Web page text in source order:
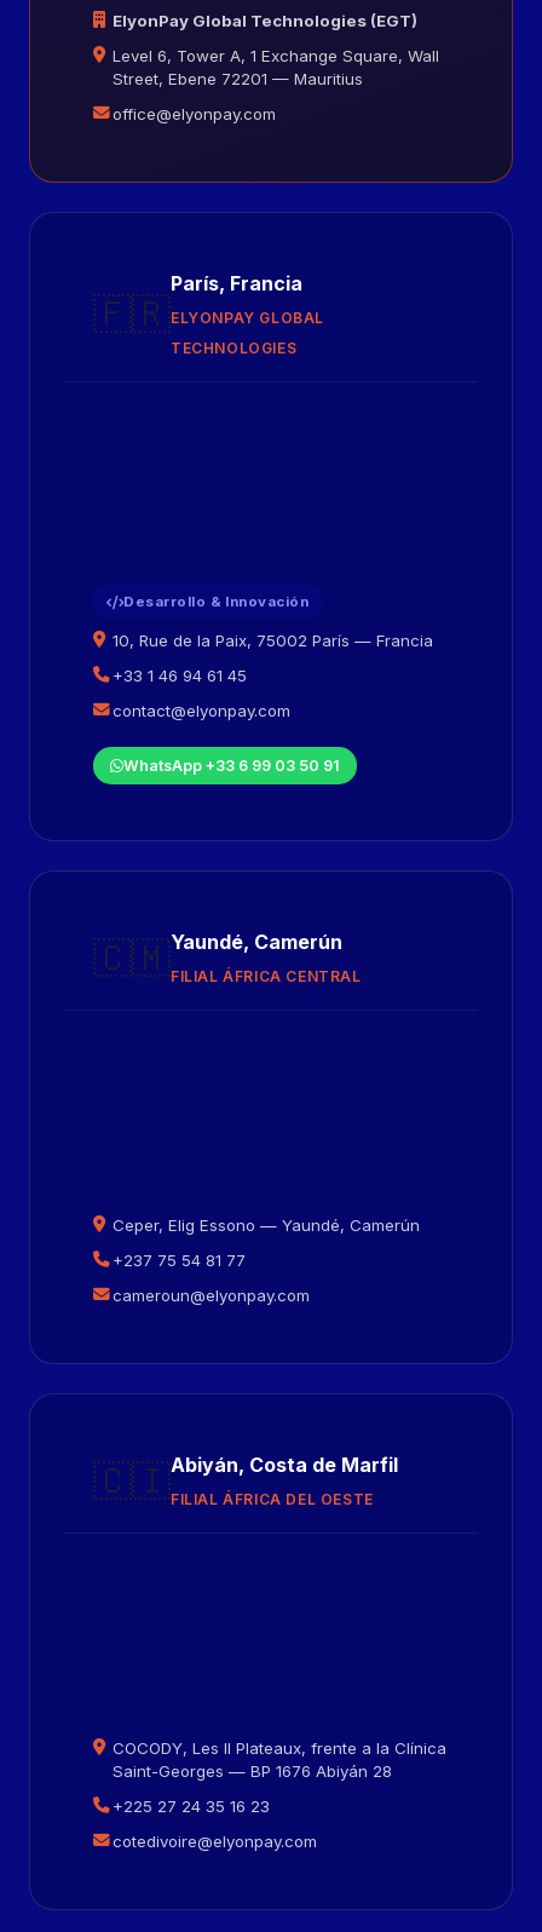
ElyonPay Global Technologies (EGT)
Level 6, Tower A, 1 Exchange Square, Wall
Street, Ebene 72201 — Mauritius
office@elyonpay.com
🇫🇷
París, Francia
ELYONPAY GLOBAL
TECHNOLOGIES
Desarrollo & Innovación
10, Rue de la Paix, 75002 París — Francia
+33 1 46 94 61 45
contact@elyonpay.com
WhatsApp +33 6 99 03 50 91
🇨🇲Yaundé, Camerún
FILIAL ÁFRICA CENTRAL
Ceper, Elig Essono — Yaundé, Camerún
+237 75 54 81 77
cameroun@elyonpay.com
🇨🇮Abiyán, Costa de Marfil
FILIAL ÁFRICA DEL OESTE
COCODY, Les II Plateaux, frente a la Clínica
Saint-Georges — BP 1676 Abiyán 28
+225 27 24 35 16 23
cotedivoire@elyonpay.com